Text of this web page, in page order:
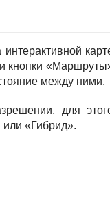
кнопки
между ними.
для
«Гибрид».